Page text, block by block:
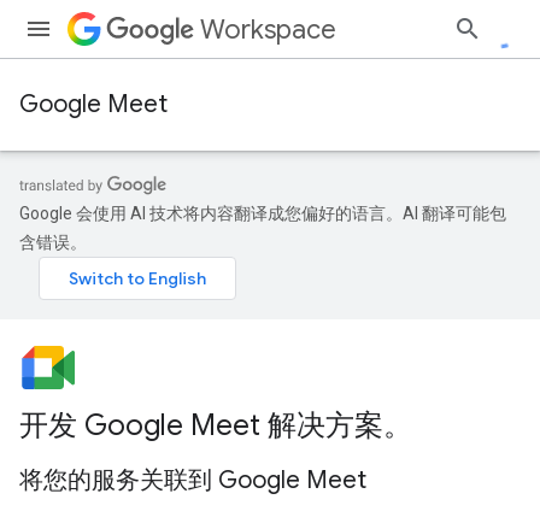
Workspace
Google Meet
Google 会使用 AI 技术将内容翻译成您偏好的语言。AI 翻译可能包
含错误。
开发 Google Meet 解决方案。
将您的服务关联到 Google Meet